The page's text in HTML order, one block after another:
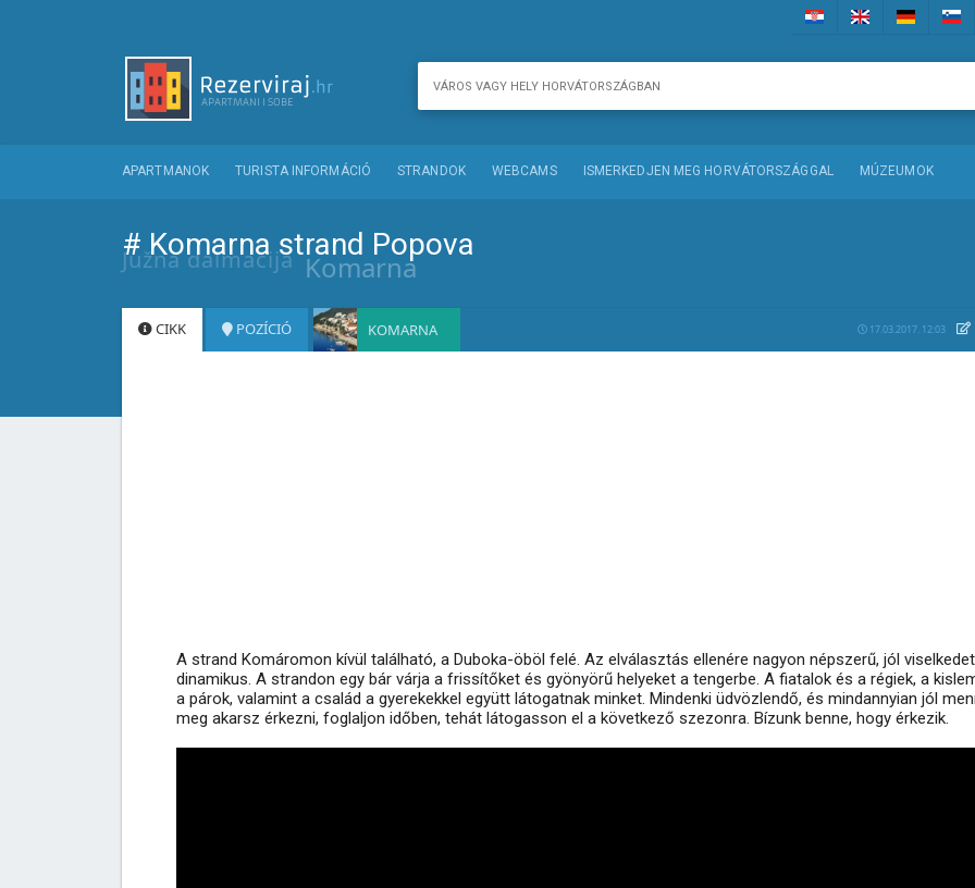
APARTMANOK TURISTA INFORMÁCIÓ STRANDOK WEBCAMS ISMERKEDJEN MEG HORVÁTORSZÁGGAL MÚZEUMOK
# Komarna strand Popova
Južna dalmacija Komarna
CIKK POZÍCIÓ KOMARNA 17.03.2017. 12:03
A strand Komáromon kívül található, a Duboka-öböl felé. Az elválasztás ellenére nagyon népszerű, jól
dinamikus. A strandon egy bár várja a frissítőket és gyönyörű helyeket a tengerbe. A fiatalok és a régiek, a
a párok, valamint a család a gyerekekkel együtt látogatnak minket. Mindenki üdvözlendő, és mindannyian jól
meg akarsz érkezni, foglaljon időben, tehát látogasson el a következő szezonra. Bízunk benne, hogy érkezik.